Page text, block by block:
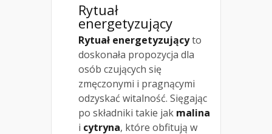
Rytuał
energetyzujący
Rytuał energetyzującyto
doskonała propozycja dla
osób czujących się
zmęczonymi i pragnącymi
odzyskać witalność. Sięgając
po składniki takie jak malina
i cytryna, które obfitują w